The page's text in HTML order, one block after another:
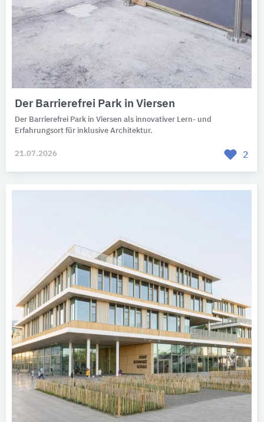
Der Barrierefrei Park in Viersen
Der Barrierefrei Park in Viersen als innovativer Lern- und
Erfahrungsort für inklusive Architektur.
21.07.2026 2